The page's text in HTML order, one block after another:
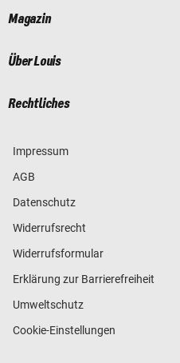
Magazin
Über Louis
Rechtliches
Impressum
AGB
Datenschutz
Widerrufsrecht
Widerrufsformular
Erklärung zur Barrierefreiheit
Umweltschutz
Cookie-Einstellungen